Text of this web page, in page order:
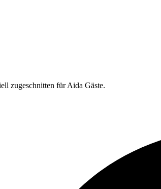
zugeschnitten für Aida Gäste.